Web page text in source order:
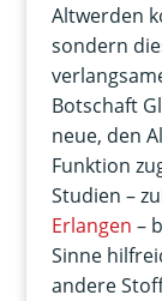
Altwerden
sondern
Botschaft
neue, den
Funktion
Studien –
Erlangen –
Sinne
andere